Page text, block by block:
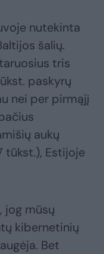
nutekinta
šalių.
tris
paskyrų
nei per pirmąjį
aukų
tūkst.), Estijoje
jog mūsų
kibernetinių
Bet